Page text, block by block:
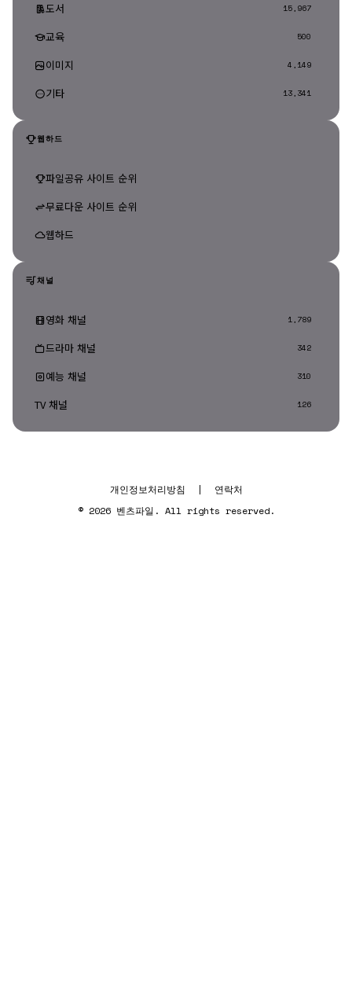
도서 15,967
교육 500
이미지 4,149
기타 13,341
웹하드
파일공유 사이트 순위
무료다운 사이트 순위
웹하드
채널
영화 채널 1,789
드라마 채널 342
예능 채널 310
TV 채널 126
개인정보처리방침 |
연락처
© 2026 벤츠파일. All rights reserved.